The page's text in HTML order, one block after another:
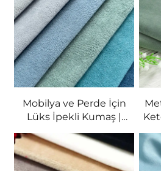
Mobilya ve Perde İçin
Lüks İpekli Kumaş |
Toplu Satış